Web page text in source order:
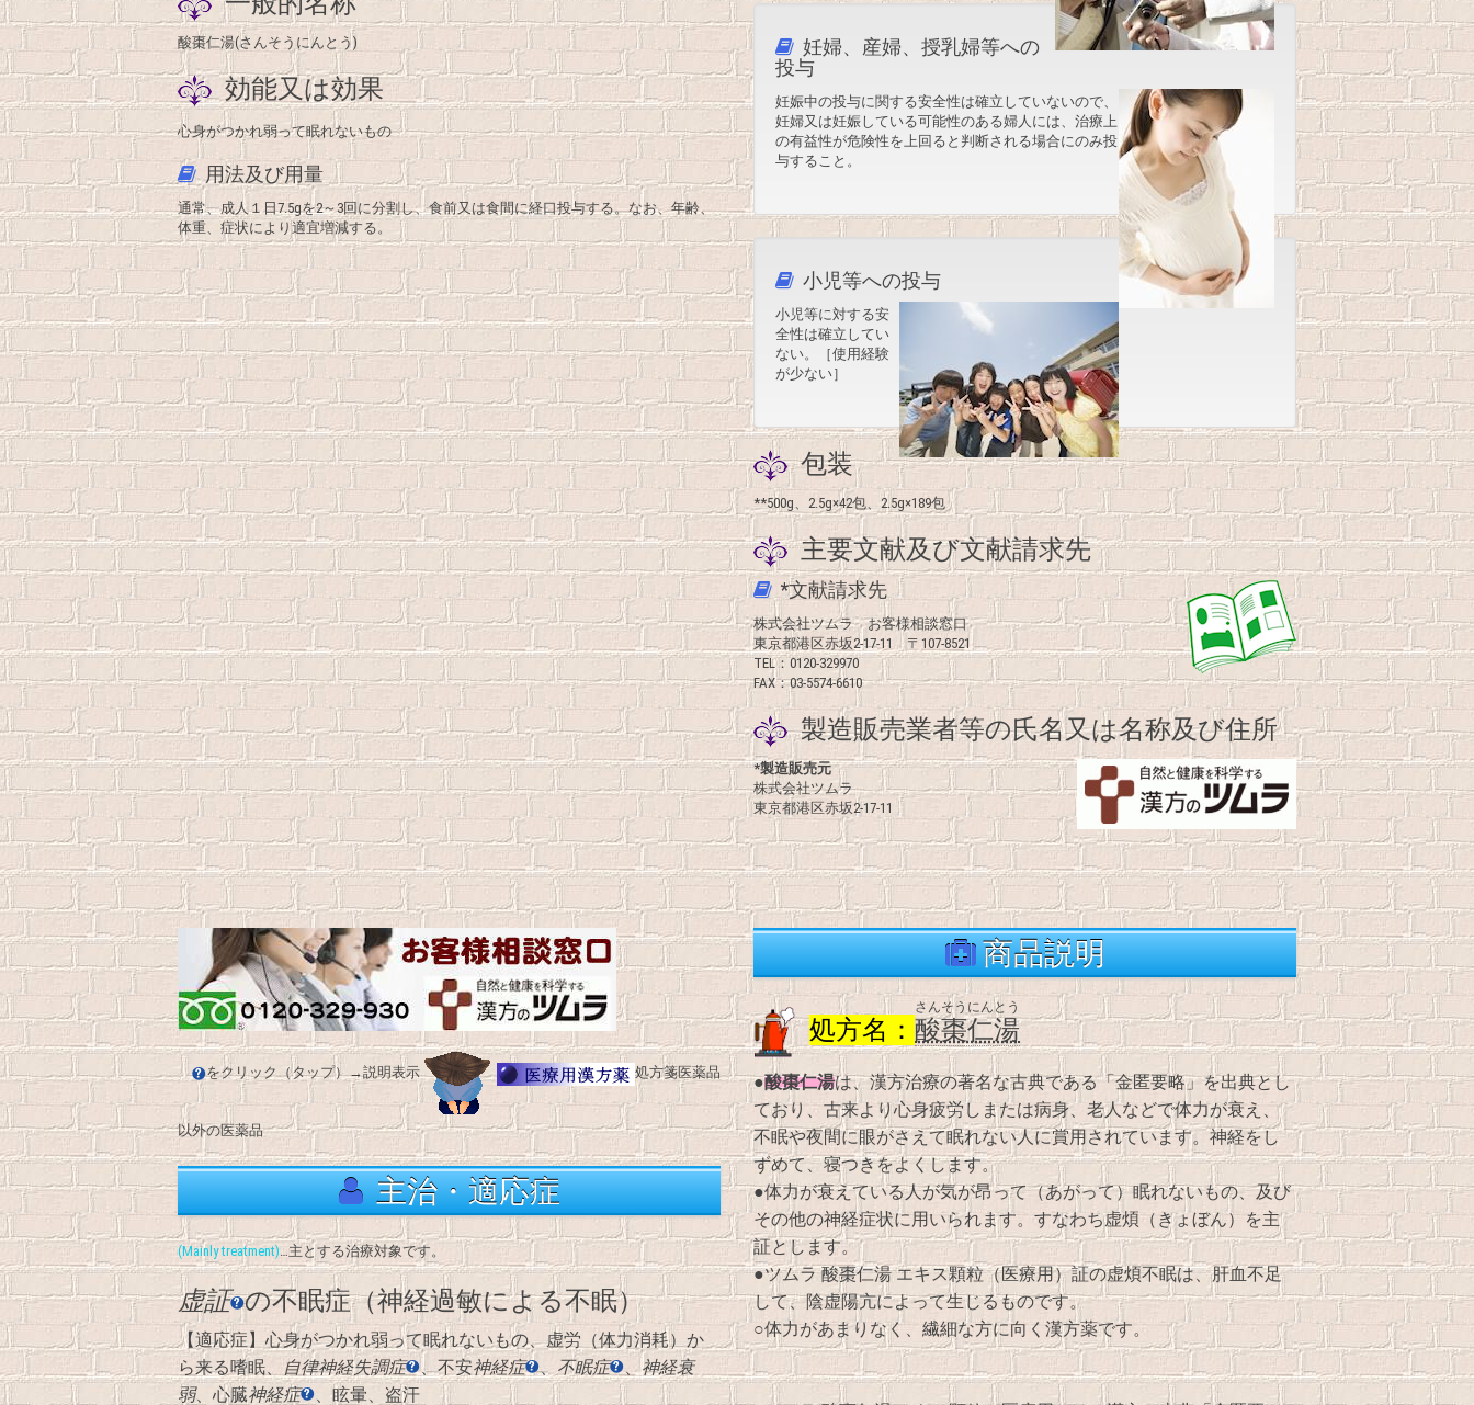
酸棗仁湯(さんそうにんとう)
効能又は効果
心身がつかれ弱って眠れないもの
用法及び用量
通常、成人１日7.5gを2～3回に分割し、食前又は食間に経口投与する。なお、年齢、
体重、症状により適宜増減する。
妊婦、産婦、授乳婦等への
投与
妊娠中の投与に関する安全性は確立していないので、
妊婦又は妊娠している可能性のある婦人には、治療上
の有益性が危険性を上回ると判断される場合にのみ投
与すること。
小児等への投与
小児等に対する安
全性は確立してい
ない。［使用経験
が少ない］
包装
**500g、2.5g×42包、2.5g×189包
主要文献及び文献請求先
*文献請求先
株式会社ツムラ お客様相談窓口
東京都港区赤坂2-17-11 〒107-8521
TEL：0120-329970
FAX：03-5574-6610
製造販売業者等の氏名又は名称及び住所
*製造販売元
株式会社ツムラ
東京都港区赤坂2-17-11
をクリック（タップ）→説明表示 処方箋医薬品
以外の医薬品
主治・適応症
(Mainly treatment)…主とする治療対象です。
虚証 の不眠症（神経過敏による不眠）
【適応症】心身がつかれ弱って眠れないもの、虚労（体力消耗）か
ら来る嗜眠、
自律神経失調症 、不安神経症 、 不眠症 、神経衰
弱、心臓神経症 、眩暈、盗汗
商品説明
処方名： 酸棗仁湯
さんそうにんとう
●酸棗仁湯は、漢方治療の著名な古典である「金匿要略」を出典とし
ており、古来より心身疲労しまたは病身、老人などで体力が衰え、
不眠や夜間に眼がさえて眠れない人に賞用されています。神経をし
ずめて、寝つきをよくします。
●体力が衰えている人が気が昂って（あがって）眠れないもの、及び
その他の神経症状に用いられます。すなわち虚煩（きょぼん）を主
証とします。
●ツムラ 酸棗仁湯 エキス顆粒（医療用）証の虚煩不眠は、肝血不足
して、陰虚陽亢によって生じるものです。
○体力があまりなく、繊細な方に向く漢方薬です。